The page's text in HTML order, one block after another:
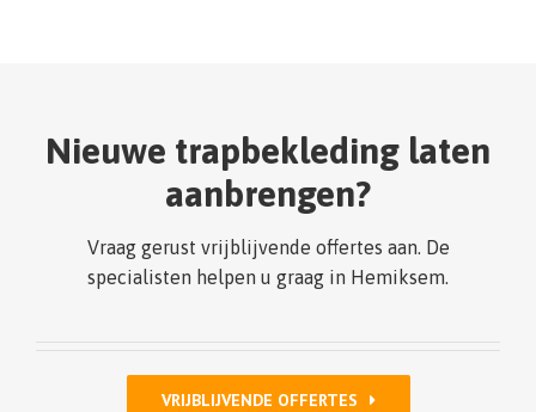
Nieuwe trapbekleding laten
aanbrengen?
Vraag gerust vrijblijvende offertes aan. De
specialisten helpen u graag in Hemiksem.
VRIJBLIJVENDE OFFERTES